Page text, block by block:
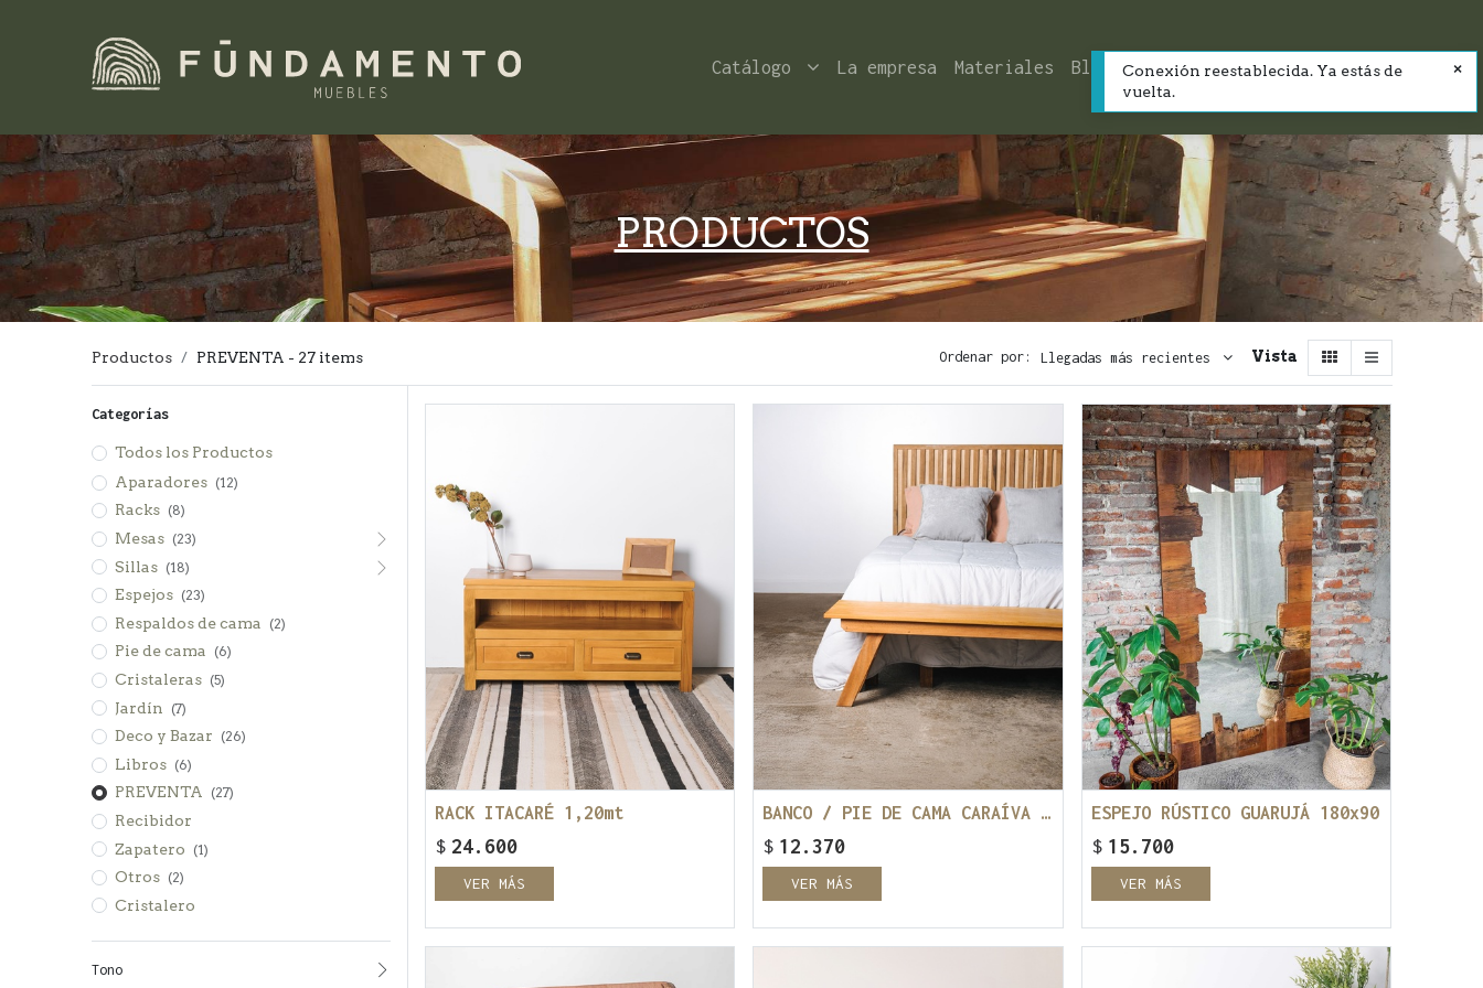
Catálogo La empresa Materiales Blog Contacto
PRODUCTOS
Productos PREVENTA - 27 items Ordenar por: Llegadas más recientes Vista
Categorías
Todos los Productos
Aparadores (12)
Racks (8)
Mesas (23)
Sillas (18)
Espejos (23)
Respaldos de cama (2)
Pie de cama (6)
Cristaleras (5)
Jardín (7)
Deco y Bazar (26)
Libros (6)
PREVENTA (27)
Recibidor
Zapatero (1)
Otros (2)
Cristalero
Tono
RACK ITACARÉ 1,20mt
$24.600
VER MÁS
BANCO / PIE DE CAMA CARAÍVA 1,60mt
$12.370
VER MÁS
ESPEJO RÚSTICO GUARUJÁ 180x90
$15.700
VER MÁS
Conexión reestablecida. Ya estás de
vuelta.